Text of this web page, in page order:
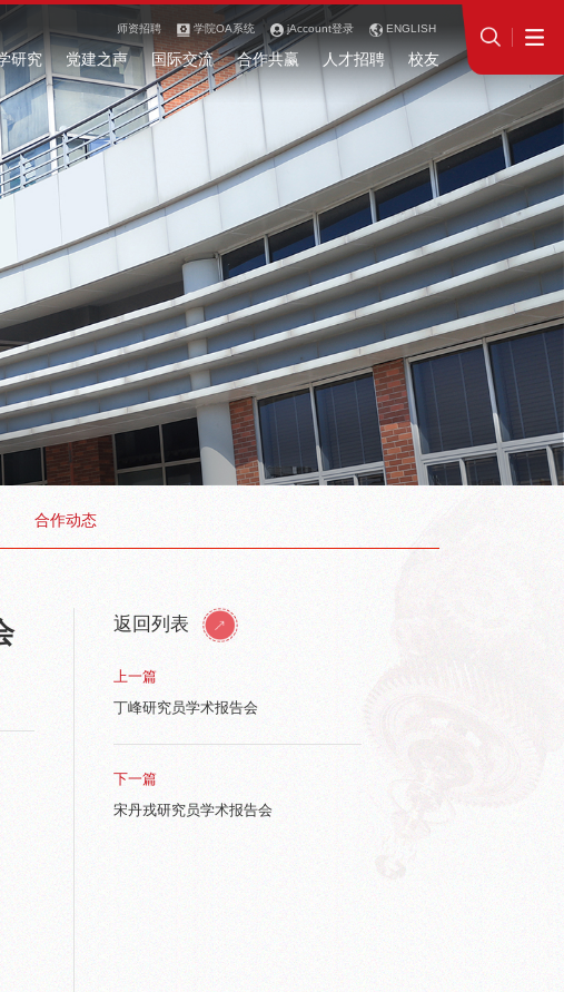
师资招聘 学院OA系统 jAccount登录 ENGLISH
研究 党建之声 国际交流 合作共赢 人才招聘 校友
合作动态
返回列表
上一篇
丁峰研究员学术报告会
下一篇
宋丹戎研究员学术报告会